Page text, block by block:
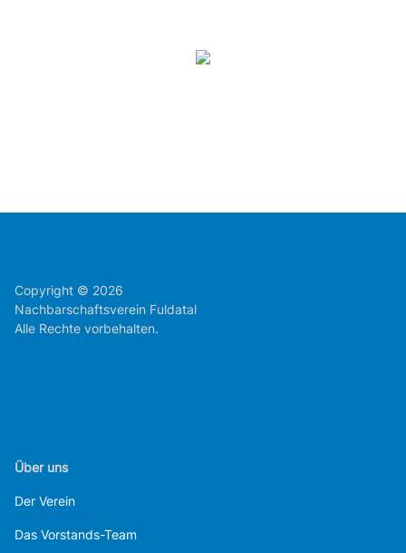
Copyright © 2026
Nachbarschaftsverein Fuldatal
Alle Rechte vorbehalten.
Über uns
Der Verein
Das Vorstands-Team